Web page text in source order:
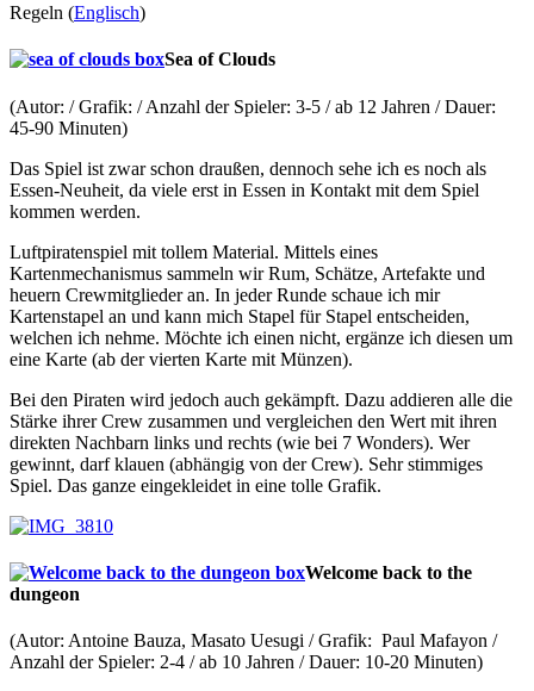
Regeln (Englisch)
Sea of Clouds
(Autor: / Grafik: / Anzahl der Spieler: 3-5 / ab 12 Jahren / Dauer:
45-90 Minuten)
Das Spiel ist zwar schon draußen, dennoch sehe ich es noch als
Essen-Neuheit, da viele erst in Essen in Kontakt mit dem Spiel
kommen werden.
Luftpiratenspiel mit tollem Material. Mittels eines
Kartenmechanismus sammeln wir Rum, Schätze, Artefakte und
heuern Crewmitglieder an. In jeder Runde schaue ich mir
Kartenstapel an und kann mich Stapel für Stapel entscheiden,
welchen ich nehme. Möchte ich einen nicht, ergänze ich diesen um
eine Karte (ab der vierten Karte mit Münzen).
Bei den Piraten wird jedoch auch gekämpft. Dazu addieren alle die
Stärke ihrer Crew zusammen und vergleichen den Wert mit ihren
direkten Nachbarn links und rechts (wie bei 7 Wonders). Wer
gewinnt, darf klauen (abhängig von der Crew). Sehr stimmiges
Spiel. Das ganze eingekleidet in eine tolle Grafik.
Welcome back to the
dungeon
(Autor: Antoine Bauza, Masato Uesugi / Grafik: Paul Mafayon /
Anzahl der Spieler: 2-4 / ab 10 Jahren / Dauer: 10-20 Minuten)